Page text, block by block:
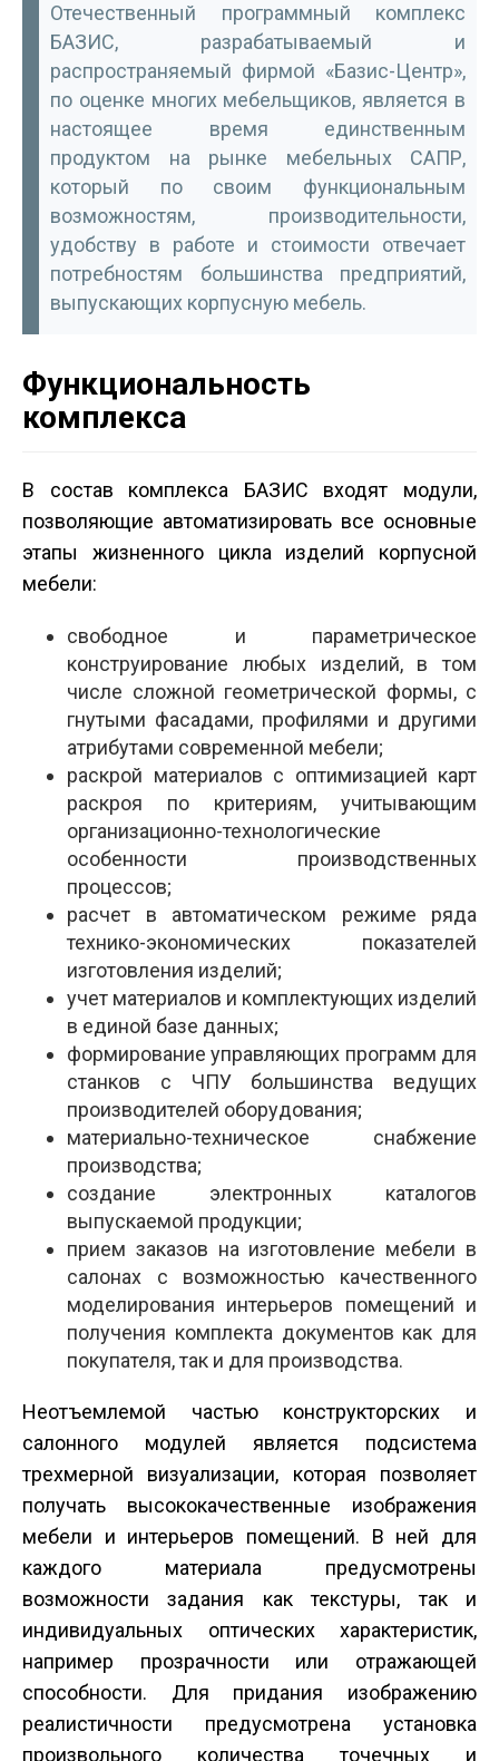
Отечественный программный комплекс
БАЗИС, разрабатываемый и
распространяемый фирмой «Базис-Центр»,
по оценке многих мебельщиков, является в
настоящее время единственным
продуктом на рынке мебельных САПР,
который по своим функциональным
возможностям, производительности,
удобству в работе и стоимости отвечает
потребностям большинства предприятий,
выпускающих корпусную мебель.
Функциональность
комплекса
В состав комплекса БАЗИС входят модули,
позволяющие автоматизировать все основные
этапы жизненного цикла изделий корпусной
мебели:
свободное и параметрическое
конструирование любых изделий, в том
числе сложной геометрической формы, с
гнутыми фасадами, профилями и другими
атрибутами современной мебели;
раскрой материалов с оптимизацией карт
раскроя по критериям, учитывающим
организационно-технологические
особенности производственных
процессов;
расчет в автоматическом режиме ряда
технико-экономических показателей
изготовления изделий;
учет материалов и комплектующих изделий
в единой базе данных;
формирование управляющих программ для
станков с ЧПУ большинства ведущих
производителей оборудования;
материально-техническое снабжение
производства;
создание электронных каталогов
выпускаемой продукции;
прием заказов на изготовление мебели в
салонах с возможностью качественного
моделирования интерьеров помещений и
получения комплекта документов как для
покупателя, так и для производства.
Неотъемлемой частью конструкторских и
салонного модулей является подсистема
трехмерной визуализации, которая позволяет
получать высококачественные изображения
мебели и интерьеров помещений. В ней для
каждого материала предусмотрены
возможности задания как текстуры, так и
индивидуальных оптических характеристик,
например прозрачности или отражающей
способности. Для придания изображению
реалистичности предусмотрена установка
произвольного количества точечных и